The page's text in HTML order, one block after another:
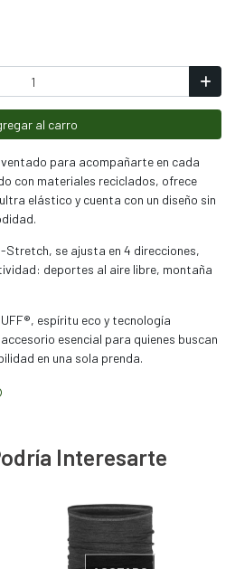
al carro
para acompañarte en cada
con materiales reciclados, ofrece
elástico y cuenta con un diseño sin
se ajusta en 4 direcciones,
deportes al aire libre, montaña
espíritu eco y tecnología
esencial para quienes buscan
en una sola prenda.
Interesarte